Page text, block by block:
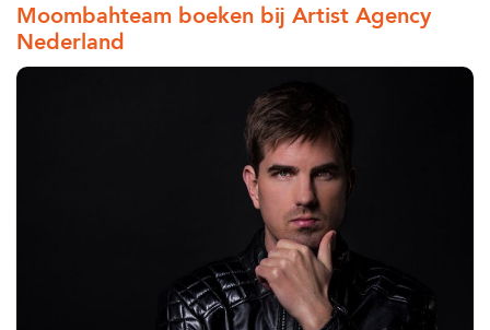
Moombahteam boeken bij Artist Agency
Nederland